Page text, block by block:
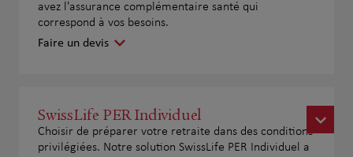
avez l'assurance complémentaire santé qui
correspond à vos besoins.
Faire un devis
SwissLife PER Individuel
Choisir de préparer votre retraite dans des conditions
privilégiées. Notre solution SwissLife PER Individuel a